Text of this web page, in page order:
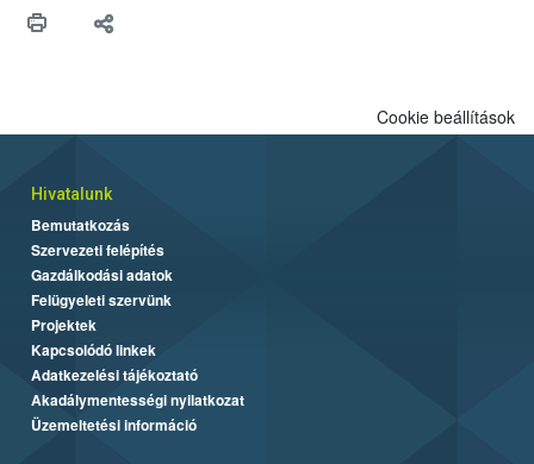
felhasználók számára is elérhető és ökológiai termesztésben is
Cookie beállítások
Hivatalunk
Bemutatkozás
Szervezeti felépítés
Gazdálkodási adatok
Felügyeleti szervünk
Projektek
Kapcsolódó linkek
Adatkezelési tájékoztató
Akadálymentességi nyilatkozat
Üzemeltetési információ